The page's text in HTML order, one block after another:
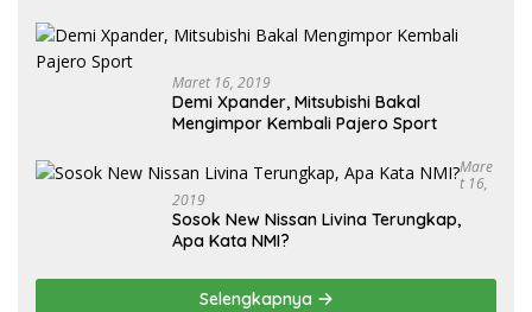
Maret 16, 2019
Demi Xpander, Mitsubishi Bakal
Mengimpor Kembali Pajero Sport
Mare
T 16,
2019
Sosok New Nissan Livina Terungkap,
Apa Kata NMI?
Selengkapnya